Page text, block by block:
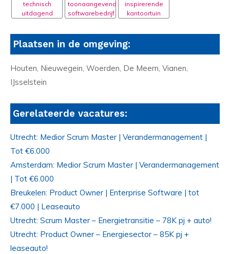
technisch
uitdagend
toonaangevend
softwarebedrijf
inspirerende
kantoortuin
Plaatsen in de omgeving:
Houten, Nieuwegein, Woerden, De Meern, Vianen,
IJsselstein
Gerelateerde vacatures:
Utrecht: Medior Scrum Master | Verandermanagement |
Tot €6.000
Amsterdam: Medior Scrum Master | Verandermanagement
| Tot €6.000
Breukelen: Product Owner | Enterprise Software | tot
€7.000 | Leaseauto
Utrecht: Scrum Master – Energietransitie – 78K pj + auto!
Utrecht: Product Owner – Energiesector – 85K pj +
leaseauto!